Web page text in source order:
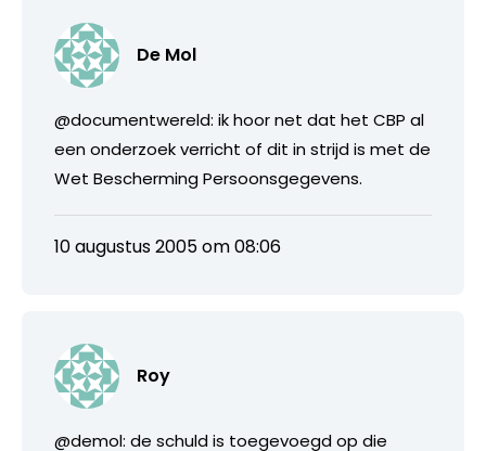
De Mol
@documentwereld: ik hoor net dat het CBP al
een onderzoek verricht of dit in strijd is met de
Wet Bescherming Persoonsgegevens.
10 augustus 2005 om 08:06
Roy
@demol: de schuld is toegevoegd op die